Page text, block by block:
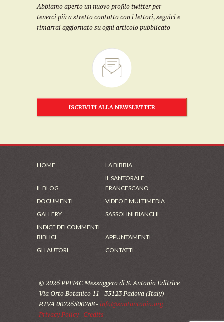
Abbiamo aperto un nuovo profilo twitter per
tenerci più a stretto contatto con i lettori, seguici e
rimarrai aggiornato su ogni articolo pubblicato
ISCRIVITI ALLA NEWSLETTER
HOME LA BIBBIA
IL BLOG
IL SANTORALE
FRANCESCANO
DOCUMENTI
VIDEO E MULTIMEDIA
GALLERY
SASSOLINI BIANCHI
INDICE DEI COMMENTI
BIBLICI
APPUNTAMENTI
GLI AUTORI
CONTATTI
© 2026 PPFMC Messaggero di S. Antonio Editrice
Via Orto Botanico 11 - 35123 Padova (Italy)
P.IVA 00226500288 - info@santantonio.org
Privacy Policy| Credits